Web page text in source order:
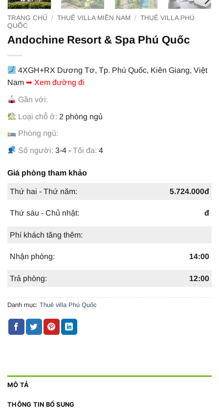
TRANG CHỦ / THUÊ VILLA MIỀN NAM / THUÊ VILLA PHÚ
QUỐC
Andochine Resort & Spa Phú Quốc
4XGH+RX Dương Tơ, Tp. Phú Quốc, Kiên Giang, Việt
Nam ➥ Xem đường đi
Gần với:
Loại chỗ ở: 2 phòng ngủ
Phòng ngủ:
Số người: 3-4 -Tối đa: 4
Giá phòng tham khảo
Thứ hai - Thứ năm: 5.724.000đ
Thứ sáu - Chủ nhật: đ
Phí khách tăng thêm:
Nhận phòng: 14:00
Trả phòng: 12:00
Danh mục: Thuê villa Phú Quốc
MÔ TẢ
THÔNG TIN BỔ SUNG